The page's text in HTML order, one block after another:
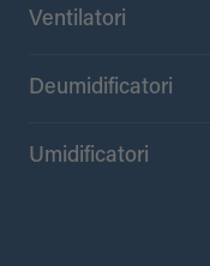
Ventilatori
Deumidificatori
Umidificatori